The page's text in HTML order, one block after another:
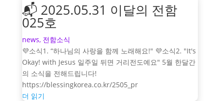
📬 2025.05.31 이달의 전함
025호
news, 전함소식
💜소식1. “하나님의 사랑을 함께 노래해요!" 💜소식2. "It's
Okay! with Jesus 일주일 뒤면 거리전도예요" 5월 한달간
의 소식을 전해드립니다!
https://blessingkorea.co.kr/2505_pr
더 읽기